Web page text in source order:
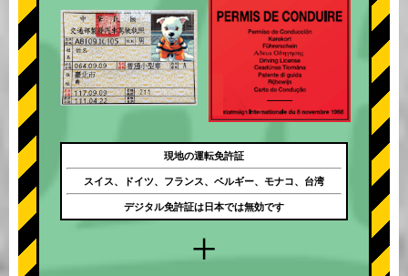
+
現地の運転免許証
スイス、ドイツ、フランス、ベルギー、モナコ、台湾
デジタル免許証は日本では無効です